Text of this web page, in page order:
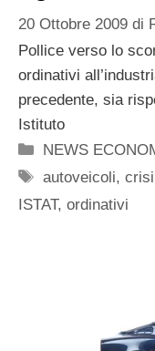
20 Ottobre 2009 di
Pollice verso lo
ordinativi
precedente, sia
Istituto
Categorie
NEWS
Tag
autoveicoli,crisi
ISTAT, ordinativi